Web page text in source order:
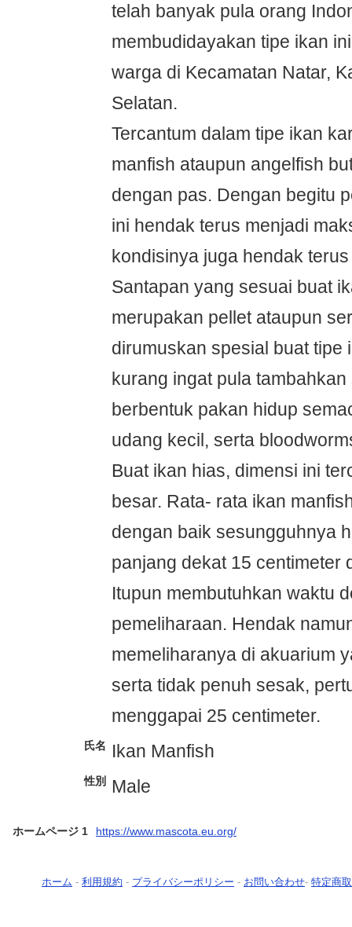
telah banyak pula orang
membudidayakan tipe ikan
warga di Kecamatan Natar,
Selatan.
Tercantum dalam tipe ikan
manfish ataupun angelfish
dengan pas. Dengan begitu
ini hendak terus menjadi
kondisinya juga hendak
Santapan yang sesuai buat
merupakan pellet ataupun
dirumuskan spesial buat tipe
kurang ingat pula
berbentuk pakan hidup
udang kecil, serta
Buat ikan hias, dimensi ini
besar. Rata- rata ikan
dengan baik sesungguhnya
panjang dekat 15 centimeter
Itupun membutuhkan waktu
pemeliharaan. Hendak
memeliharanya di akuarium
serta tidak penuh sesak,
menggapai 25 centimeter.
氏名 Ikan Manfish
性別 Male
ホームページ 1 https://www.mascota.eu.org/
ホーム - 利用規約 - プライバシーポリシー - お問い合わせ- 特定商